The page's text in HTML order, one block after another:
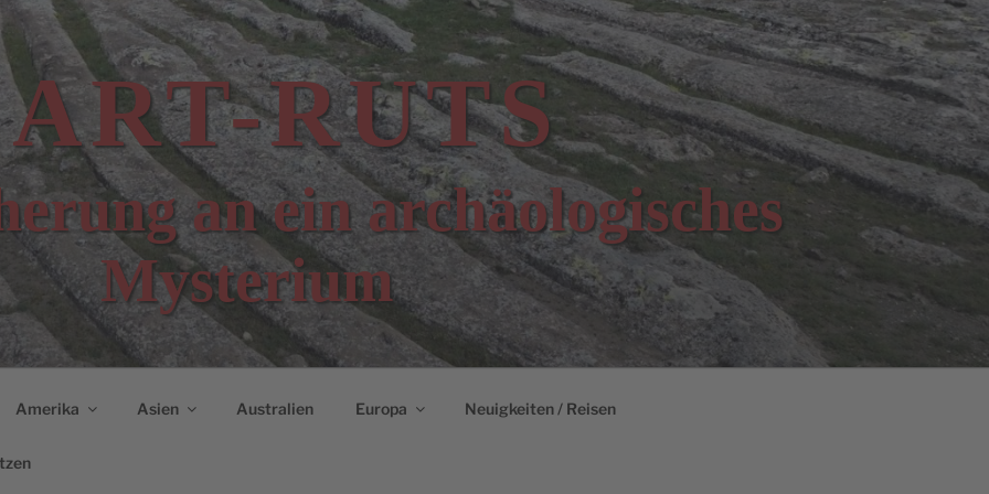
RUTS
an ein archäologisches
Mysterium
Amerika Asien Australien Europa Neuigkeiten / Reisen